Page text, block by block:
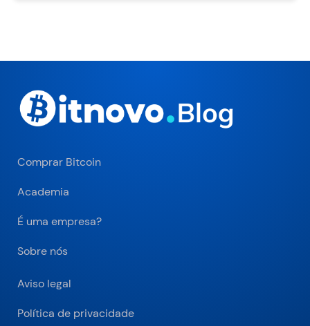
Comprar Bitcoin
Academia
É uma empresa?
Sobre nós
Aviso legal
Política de privacidade